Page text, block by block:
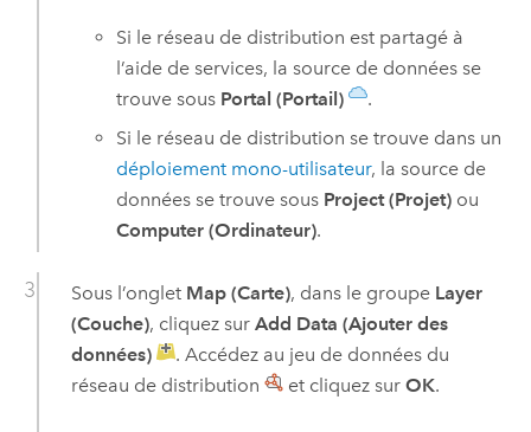
Si le réseau de distribution est partagé à
l’aide de services, la source de données se
trouve sous Portal (Portail)
.
Si le réseau de distribution se trouve dans un
déploiement mono-utilisateur, la source de
données se trouve sous Project (Projet) ou
Computer (Ordinateur).
Sous l’onglet Map (Carte), dans le groupe Layer
(Couche), cliquez sur Add Data (Ajouter des
données)
. Accédez au jeu de données du
réseau de distribution
et cliquez sur OK.